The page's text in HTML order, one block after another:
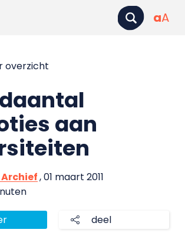
aA
overzicht
aan
, 01 maart 2011
deel